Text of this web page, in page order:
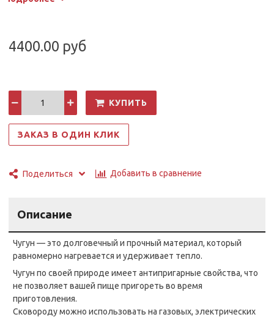
4400.00 руб
КУПИТЬ
ЗАКАЗ В ОДИН КЛИК
Поделиться Добавить в сравнение
Описание
Чугун — это долговечный и прочный материал, который
равномерно нагревается и удерживает тепло.
Чугун по своей природе имеет антипригарные свойства, что
не позволяет вашей пище пригореть во время
приготовления.
Сковороду можно использовать на газовых, электрических